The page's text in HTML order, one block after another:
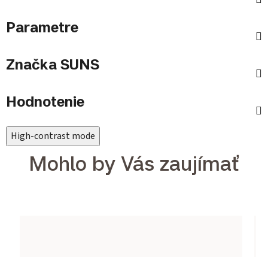
Parametre
Značka SUNS
Hodnotenie
High-contrast mode
Mohlo by Vás zaujímať